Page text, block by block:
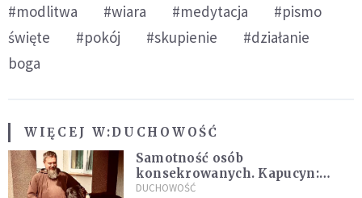
#modlitwa #wiara #medytacja
#pismo
święte
#pokój #skupienie
#działanie
boga
WIĘCEJ W:DUCHOWOŚĆ
Samotność osób
konsekrowanych. Kapucyn:
Życie w pojedynkę rzadko jest
DUCHOWOŚĆ